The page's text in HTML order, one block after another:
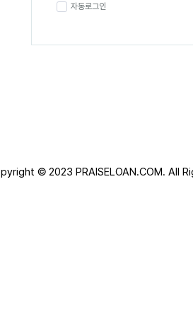
자동로그인
© 2023 PRAISELOAN.COM. All